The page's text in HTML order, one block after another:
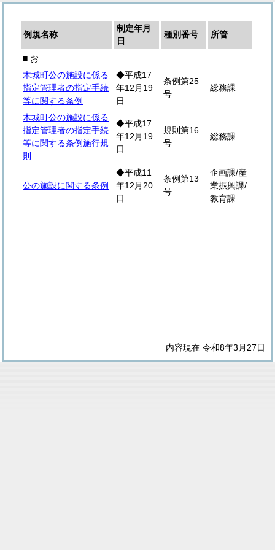
例規名称
制定年月
日
種別番号 所管
■ お
木城町公の施設に係る
指定管理者の指定手続
等に関する条例
◆平成17
年12月19
日
条例第25
号
総務課
木城町公の施設に係る
指定管理者の指定手続
等に関する条例施行規
則
◆平成17
年12月19
日
規則第16
号
総務課
公の施設に関する条例
◆平成11
年12月20
日
条例第13
号
企画課/産
業振興課/
教育課
内容現在 令和8年3月27日